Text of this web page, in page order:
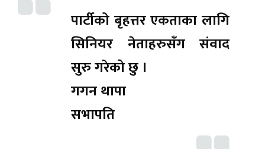
पार्टीको बृहत्तर एकताका लागि
सिनियर नेताहरुसँग संवाद
सुरु गरेको छु ।
गगन थापा
सभापति